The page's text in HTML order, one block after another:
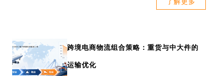
合生态，决定卖家履约稳定。
了解更多
跨境电商物流组合策略：重货与中大件的
运输优化